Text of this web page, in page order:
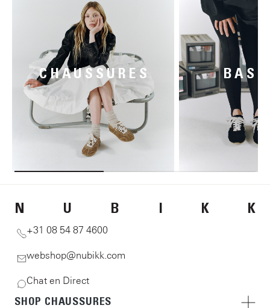
CHAUSSURES
N U B I K K
+31 08 54 87 4600
webshop@nubikk.com
Chat en Direct
SHOP CHAUSSURES